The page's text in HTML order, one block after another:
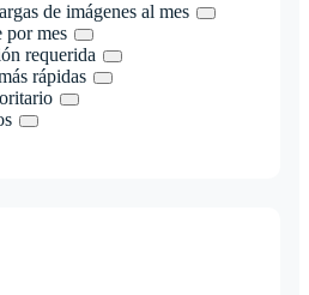
de imágenes al mes
por mes
requerida
rápidas